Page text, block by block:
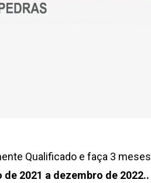
Qualificado e faça 3 meses
de 2021 a dezembro de 2022..